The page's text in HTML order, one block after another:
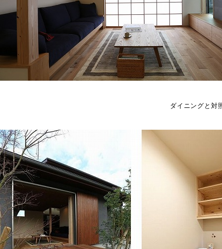
ダイニングと対